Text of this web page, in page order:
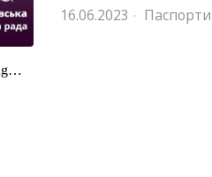
16.06.2023 ·